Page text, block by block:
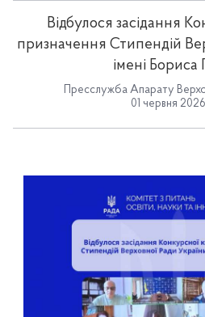
Відбулося засідання
призначення Стипендій
імені Бориса
Пресслужба Апарату
01 червня